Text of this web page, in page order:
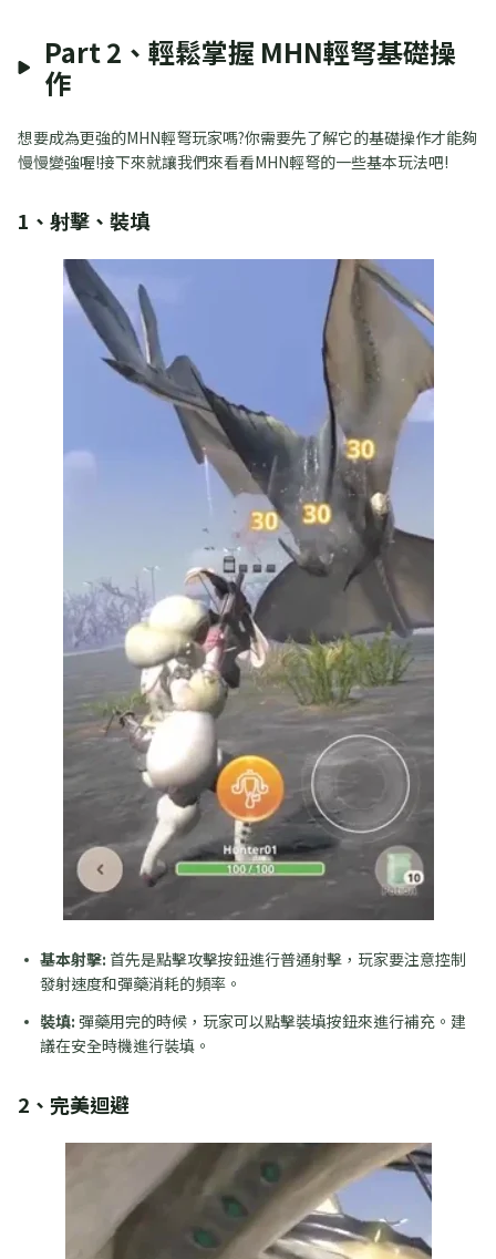
Part 2、輕鬆掌握 MHN輕弩基礎操
作
想要成為更強的MHN輕弩玩家嗎?你需要先了解它的基礎操作才能夠
慢慢變強喔!接下來就讓我們來看看MHN輕弩的一些基本玩法吧!
1、射擊、裝填
基本射擊: 首先是點擊攻擊按鈕進行普通射擊，玩家要注意控制
發射速度和彈藥消耗的頻率。
裝填: 彈藥用完的時候，玩家可以點擊裝填按鈕來進行補充。建
議在安全時機進行裝填。
2、完美迴避